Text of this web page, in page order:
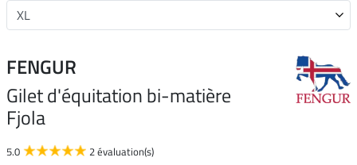
FENGUR
Gilet d'équitation bi-matière
Fjola
5.0 2 évaluation(s)